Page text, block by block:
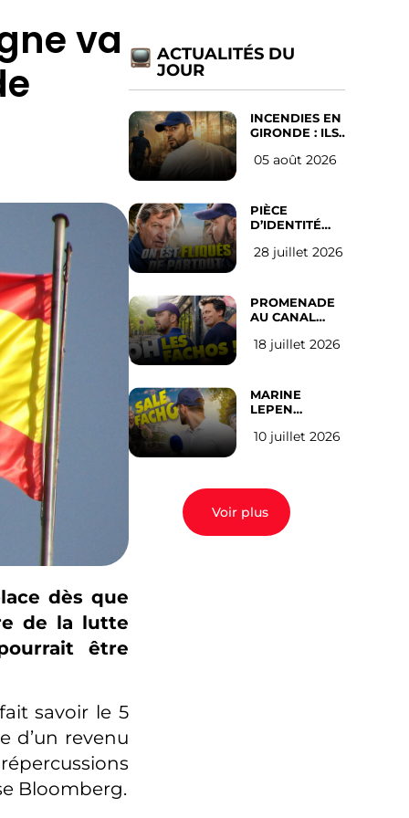
va
dès que
de la lutte
être
savoir le 5
d’un revenu
Bloomberg.
ACTUALITÉS DU
JOUR
INCENDIES EN
GIRONDE : ILS
D’ABANDONNER
05 août 2026
PIÈCE
D’IDENTITÉ
SUR LES
l’avis des
Français
28 juillet 2026
PROMENADE
AU CANAL
(les gauchistes
18 juillet 2026
MARINE
LEPEN
EN 2027 : l’avis
10 juillet 2026
Voir plus